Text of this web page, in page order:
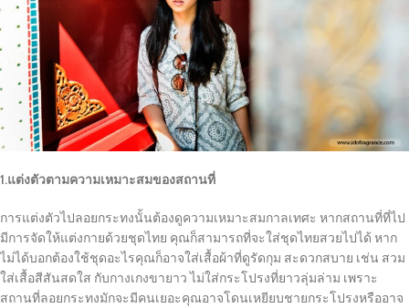
1.แต่งตัวตามความเหมาะสมของสถานที่
การแต่งตัวไปลอยกระทงนั้นต้องดูความเหมาะสมกาลเทศะ หากสถานที่ที่ไป
มีการจัดให้แต่งกายด้วยชุดไทย คุณก็สามารถที่จะใส่ชุดไทยสวยไปได้ หาก
ไม่ได้บอกต้องใช้ชุดอะไรคุณก็อาจใส่เสื้อผ้าที่ดูรัดกุม สะดวกสบาย เช่น สวม
ใส่เสื้อสีสันสดใส กับกางเกงขายาว ไม่ใส่กระโปรงที่ยาวลุ่มล่าม เพราะ
สถานที่ลอยกระทงมักจะมีคนเยอะคุณอาจโดนเหยียบชายกระโปรงหรืออาจ